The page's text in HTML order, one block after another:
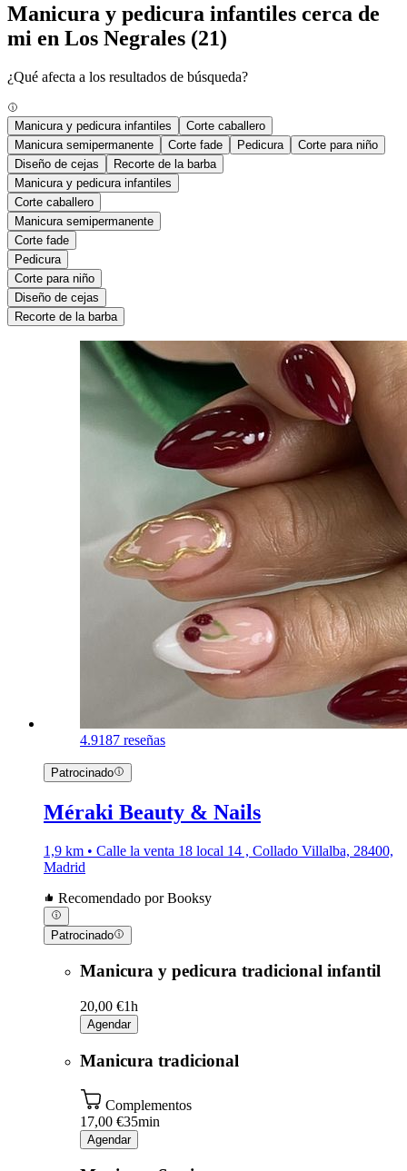
Manicura y pedicura infantiles cerca de
mi en Los Negrales (21)
¿Qué afecta a los resultados de búsqueda?
Manicura y pedicura infantiles
Corte caballero
Manicura semipermanente
Corte fade Pedicura
Corte para niño
Diseño de cejas
Recorte de la barba
Manicura y pedicura infantiles
Corte caballero
Manicura semipermanente
Corte fade
Pedicura
Corte para niño
Diseño de cejas
Recorte de la barba
4.9187 reseñas
Patrocinado
Méraki Beauty & Nails
1,9 km • Calle la venta 18 local 14 , Collado Villalba, 28400,
Madrid
Recomendado por Booksy
Patrocinado
Manicura y pedicura tradicional infantil
20,00 €1h
Agendar
Manicura tradicional
Complementos
17,00 €35min
Agendar